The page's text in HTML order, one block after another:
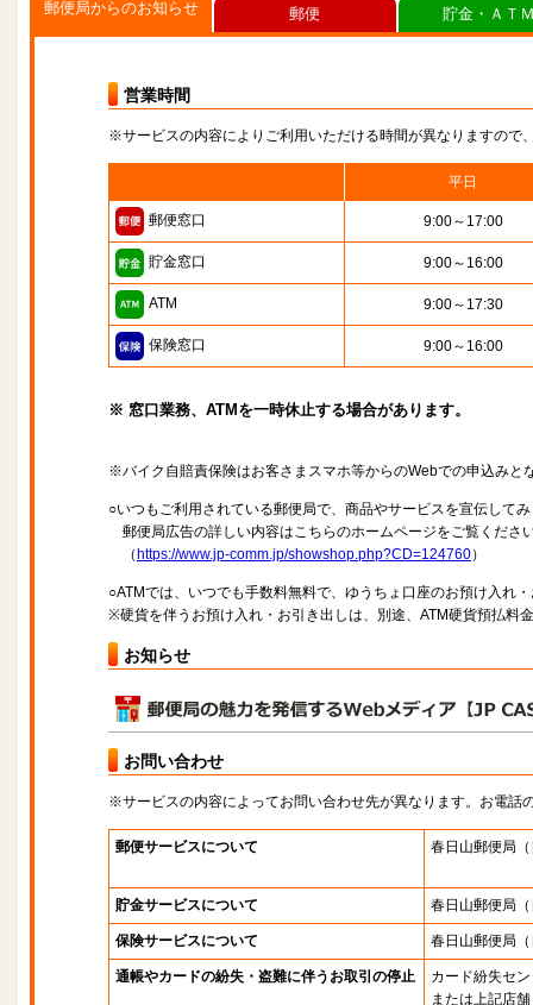
郵便局からのお知らせ
営業時間
※サービスの内容によりご利用いただける時間が異なりますので
平日
郵便窓口 9:00～17:00
貯金窓口 9:00～16:00
ATM 9:00～17:30
保険窓口 9:00～16:00
※ 窓口業務、ATMを一時休止する場合があります。
※バイク自賠責保険はお客さまスマホ等からのWebでの申込みと
○いつもご利用されている郵便局で、商品やサービスを宣伝して
郵便局広告の詳しい内容はこちらのホームページをご覧くださ
（ https://www.jp-comm.jp/showshop.php?CD=124760）
○ATMでは、いつでも手数料無料で、ゆうちょ口座のお預け入れ
※硬貨を伴うお預け入れ・お引き出しは、別途、ATM硬貨預払料
お知らせ
お問い合わせ
※サービスの内容によってお問い合わせ先が異なります。お電話
郵便サービスについて 春日山郵便局
貯金サービスについて 春日山郵便局
保険サービスについて 春日山郵便局
通帳やカードの紛失・盗難に伴うお取引の停止
カード紛失セ
または上記店舗
郵便 貯金・ＡＴ